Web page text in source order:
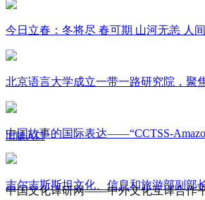
今日立春：冬将尽 春可期 山河无恙 人
北京语言大学成立一带一路研究院，聚
中国故事的国际表达——“CCTSS-
吉尔吉斯斯坦文化、信息和旅游部副部
旧版入口
关于我们
中国文化译研网——中外文化互译合作